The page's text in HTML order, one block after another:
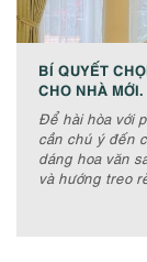
BÍ QUYẾT
CHO NHÀ MỚI.
Để hài hòa với
cần chú ý đến
dáng hoa văn
và hướng treo